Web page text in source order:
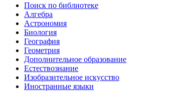
Поиск по библиотеке
Алгебра
Астрономия
Биология
География
Геометрия
Дополнительное образование
Естествознание
Изобразительное искусство
Иностранные языки